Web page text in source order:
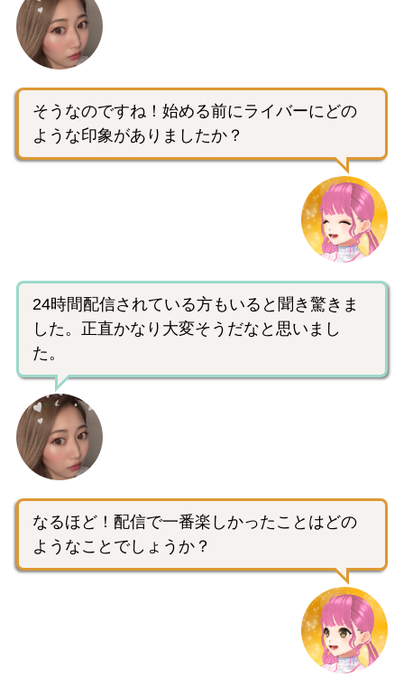
そうなのですね！始める前にライバーにどの
ような印象がありましたか？
24時間配信されている方もいると聞き驚きま
した。正直かなり大変そうだなと思いまし
た。
なるほど！配信で一番楽しかったことはどの
ようなことでしょうか？